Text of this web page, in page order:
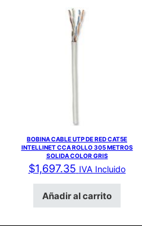
BOBINA CABLE UTP DE RED CAT5E
INTELLINET CCA ROLLO 305 METROS
SOLIDA COLOR GRIS
$1,697.35 IVA Incluido
Añadir al carrito